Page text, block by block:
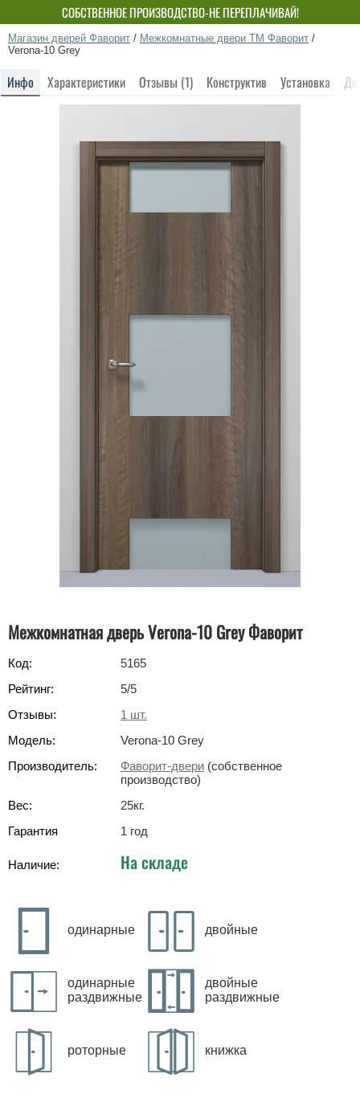
СОБСТВЕННОЕ ПРОИЗВОДСТВО-НЕ ПЕРЕПЛАЧИВАЙ!
Магазин дверей Фаворит / Межкомнатные двери ТМ Фаворит /
Verona-10 Grey
Инфо Характеристики Отзывы (1) Конструктив Установка
Межкомнатная дверь Verona-10 Grey Фаворит
Код:
5165
Рейтинг:
5/5
Отзывы:
1 шт.
Модель:
Verona-10 Grey
Производитель:
Фаворит-двери (собственное
производство)
Вес:
25кг.
Гарантия
1 год
Наличие: На складе
одинарные двойные
одинарные
раздвижные
двойные
раздвижные
роторные книжка